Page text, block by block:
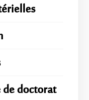
de doctorat